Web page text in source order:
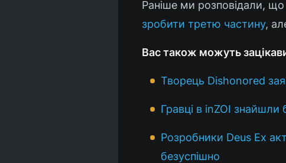
Раніше ми розповідали, що
зробити третю частину,
Вас також можуть
Творець Dishonored
Гравці в inZOI
Розробники Deus Ex
безуспішно